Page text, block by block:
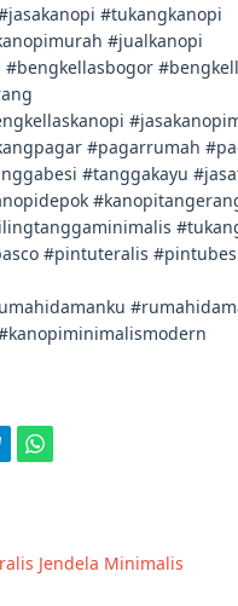
#tukangkanopi
#jualkanopi
#pagarrumah
#tanggakayu
#pintuteralis
Jendela Minimalis